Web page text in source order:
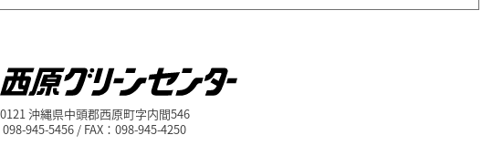
沖縄県中頭郡西原町字内間546
945-5456 / FAX：098-945-4250